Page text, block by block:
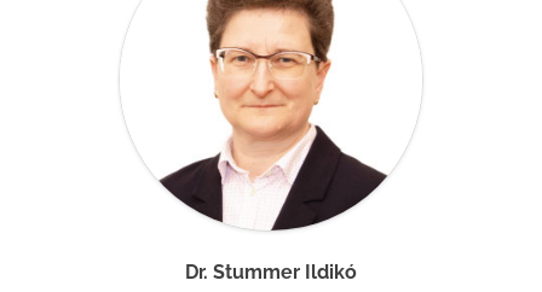
Dr. Stummer Ildikó